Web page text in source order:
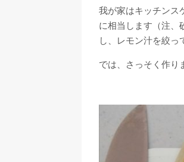
我が家はキッチンス
に相当します（注、
し、レモン汁を絞っ
では、さっそく作り